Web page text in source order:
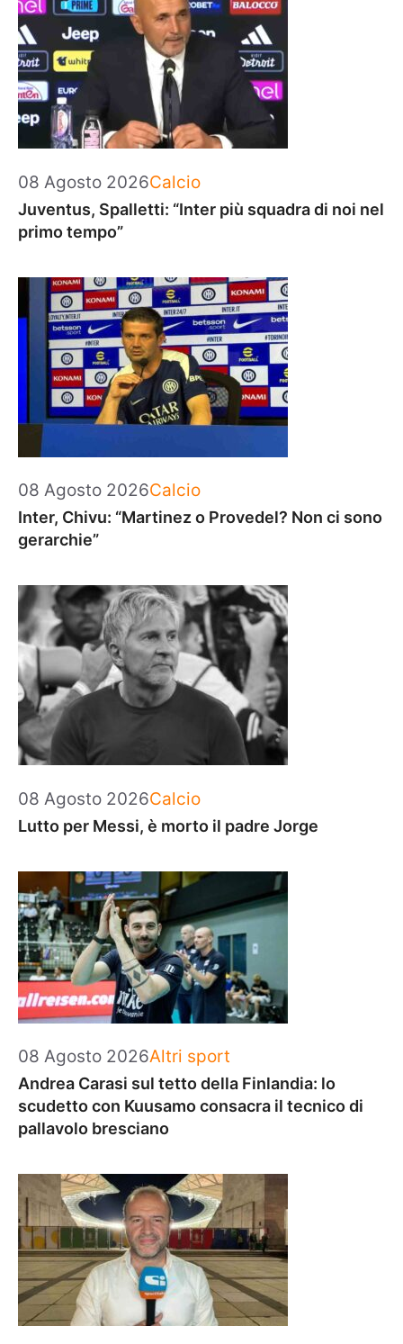
08 Agosto 2026Categorie
Calcio
Juventus, Spalletti: “Inter più squadra di noi nel
primo tempo”
08 Agosto 2026Categorie
Calcio
Inter, Chivu: “Martinez o Provedel? Non ci sono
gerarchie”
08 Agosto 2026Categorie
Calcio
Lutto per Messi, è morto il padre Jorge
08 Agosto 2026Categorie
Altri sport
Andrea Carasi sul tetto della Finlandia: lo
scudetto con Kuusamo consacra il tecnico di
pallavolo bresciano